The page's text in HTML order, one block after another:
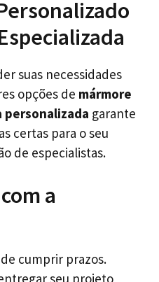
suas necessidades
opções de mármore
personalizada garante
certas para o seu
de especialistas.
a
cumprir prazos.